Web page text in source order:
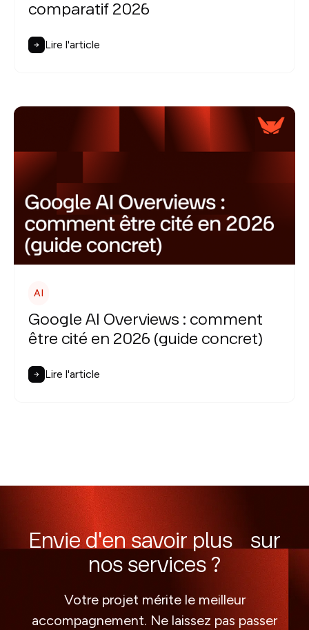
comparatif 2026
Lire l'article
AI
Google AI Overviews : comment
être cité en 2026 (guide concret)
Lire l'article
Envie d'en savoir plus sur
nos services ?
Votre projet mérite le meilleur
accompagnement. Ne laissez pas passer